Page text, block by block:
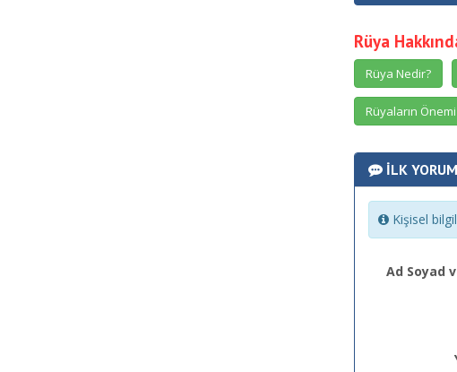
Rüya
Rüya Nedir?
Rüyaların Önemi
İLK
Kişisel
Ad Soyad